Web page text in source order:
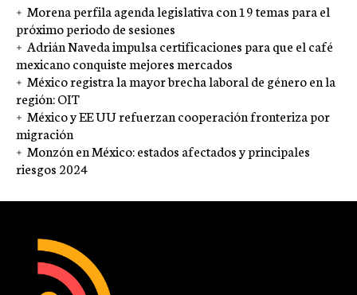
Morena perfila agenda legislativa con 19 temas para el
próximo periodo de sesiones
Adrián Naveda impulsa certificaciones para que el café
mexicano conquiste mejores mercados
México registra la mayor brecha laboral de género en la
región: OIT
México y EE UU refuerzan cooperación fronteriza por
migración
Monzón en México: estados afectados y principales
riesgos 2024